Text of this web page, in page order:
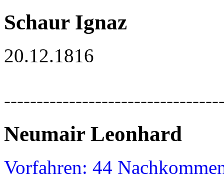
Schaur Ignaz
20.12.1816
Neumair Leonhard
Vorfahren: 44